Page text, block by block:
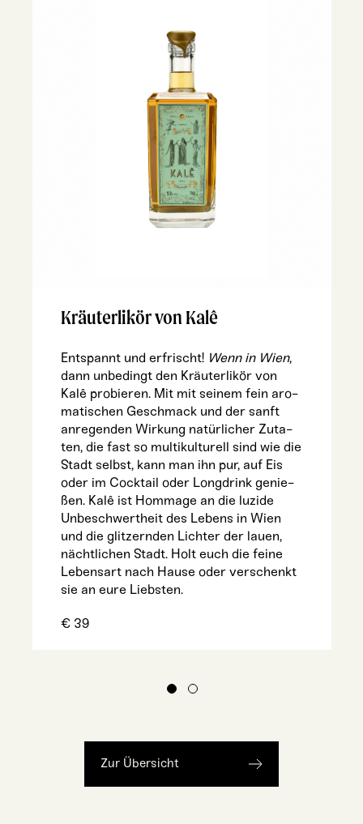
Kräuterlikör von Kalê
Ent­spannt und erfrischt!Wenn in Wien,
dann unbe­dingt den Kräu­ter­li­kör von
Kalê pro­bie­ren. Mit mit sei­nem fein aro­
ma­ti­schen Geschmack und der sanft
anre­gen­den Wir­kung natür­li­cher Zuta­
ten, die fast so mul­ti­kul­tu­rell sind wie die
Stadt selbst, kann man ihn pur, auf Eis
oder im Cock­tail oder Long­drink genie­
ßen. Kalê ist Hom­mage an die luzi­de
Unbe­schwert­heit des Lebens in Wien
und die glit­zern­den Lich­ter der lau­en,
nächt­li­chen Stadt. Holt euch die fei­ne
Lebens­art nach Hau­se oder ver­schenkt
sie an eure Liebsten.
€39
Zur Übersicht